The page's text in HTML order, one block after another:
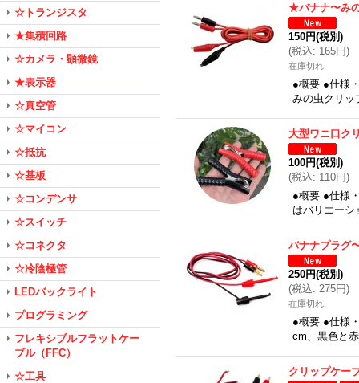
☆トランジスタ
★集積回路
☆カメラ・顕微鏡
★表示器
☆真空管
☆マイコン
☆抵抗
☆基板
☆コンデンサ
☆スイッチ
☆コネクタ
☆冷陰極管
LEDバックライト
プログラミング
フレキシブルフラットケー
ブル（FFC）
☆工具
★バナナ〜み
150円(税別)
(税込: 165円)
在庫切れ
●概要 ●仕様
みの虫クリッ
大型ワニ口ク
100円(税別)
(税込: 110円)
●概要 ●仕様
はバリエーシ
バナナプラグ
250円(税別)
(税込: 275円)
在庫切れ
●概要 ●仕様
cm、黒色と
クリップケー